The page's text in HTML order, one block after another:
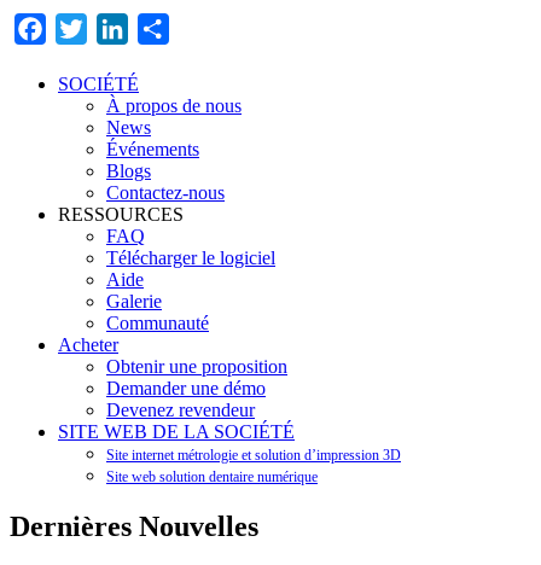
Facebook
Twitter LinkedIn
SOCIÉTÉ
À propos de nous
News
Événements
Blogs
Contactez-nous
RESSOURCES
FAQ
Télécharger le logiciel
Aide
Galerie
Communauté
Acheter
Obtenir une proposition
Demander une démo
Devenez revendeur
SITE WEB DE LA SOCIÉTÉ
Site internet métrologie et solution d’impression 3D
Site web solution dentaire numérique
Dernières Nouvelles